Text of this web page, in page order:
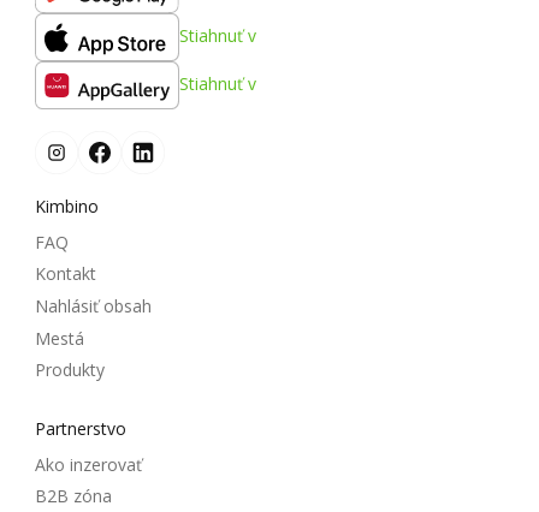
Stiahnuť v
Stiahnuť v
Kimbino
FAQ
Kontakt
Nahlásiť obsah
Mestá
Produkty
Partnerstvo
Ako inzerovať
B2B zóna